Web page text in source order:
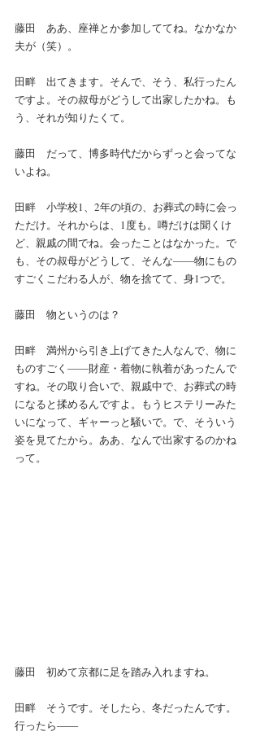
藤田　ああ、座禅とか参加しててね。なかなか
夫が（笑）。
田畔　出てきます。そんで、そう、私行ったん
ですよ。その叔母がどうして出家したかね。も
う、それが知りたくて。
藤田　だって、博多時代だからずっと会ってな
いよね。
田畔　小学校1、2年の頃の、お葬式の時に会っ
ただけ。それからは、1度も。噂だけは聞くけ
ど、親戚の間でね。会ったことはなかった。で
も、その叔母がどうして、そんな――物にもの
すごくこだわる人が、物を捨てて、身1つで。
藤田　物というのは？
田畔　満州から引き上げてきた人なんで、物に
ものすごく――財産・着物に執着があったんで
すね。その取り合いで、親戚中で、お葬式の時
になると揉めるんですよ。もうヒステリーみた
いになって、ギャーっと騒いで。で、そういう
姿を見てたから。ああ、なんで出家するのかね
って。
藤田　初めて京都に足を踏み入れますね。
田畔　そうです。そしたら、冬だったんです。
行ったら――